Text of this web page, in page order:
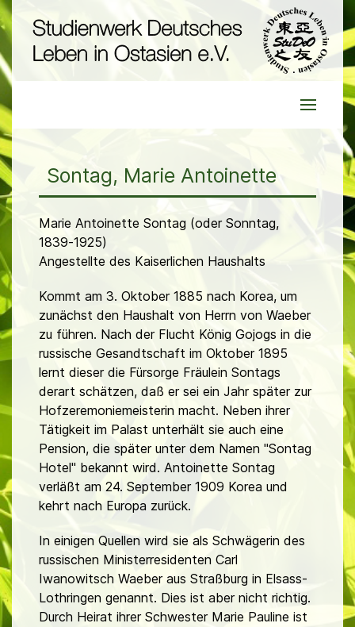
Sontag, Marie Antoinette
Marie Antoinette Sontag (oder Sonntag,
1839-1925)
Angestellte des Kaiserlichen Haushalts
Kommt am 3. Oktober 1885 nach Korea, um
zunächst den Haushalt von Herrn von Waeber
zu führen. Nach der Flucht König Gojogs in die
russische Gesandtschaft im Oktober 1895
lernt dieser die Fürsorge Fräulein Sontags
derart schätzen, daß er sei ein Jahr später zur
Hofzeremoniemeisterin macht. Neben ihrer
Tätigkeit im Palast unterhält sie auch eine
Pension, die später unter dem Namen "Sontag
Hotel" bekannt wird. Antoinette Sontag
verläßt am 24. September 1909 Korea und
kehrt nach Europa zurück.
In einigen Quellen wird sie als Schwägerin des
russischen Ministerresidenten Carl
Iwanowitsch Waeber aus Straßburg in Elsass-
Lothringen genannt. Dies ist aber nicht richtig.
Durch Heirat ihrer Schwester Marie Pauline ist